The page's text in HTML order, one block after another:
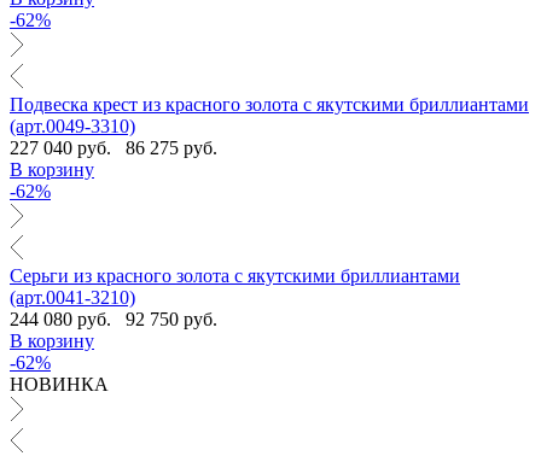
-62%
Подвеска крест из красного золота с якутскими бриллиантами
(арт.0049-3310)
227 040 руб.
86 275 руб.
В корзину
-62%
Серьги из красного золота с якутскими бриллиантами
(арт.0041-3210)
244 080 руб.
92 750 руб.
В корзину
-62%
НОВИНКА